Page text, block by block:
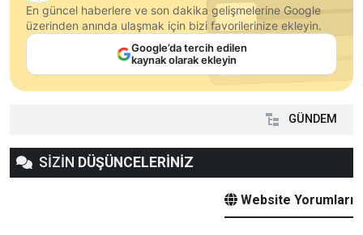
En güncel haberlere ve son dakika gelişmelerine Google
üzerinden anında ulaşmak için bizi favorilerinize ekleyin.
Google’da tercih edilen
kaynak olarak ekleyin
GÜNDEM
SİZİN DÜŞÜNCELERİNİZ
Website Yorumları